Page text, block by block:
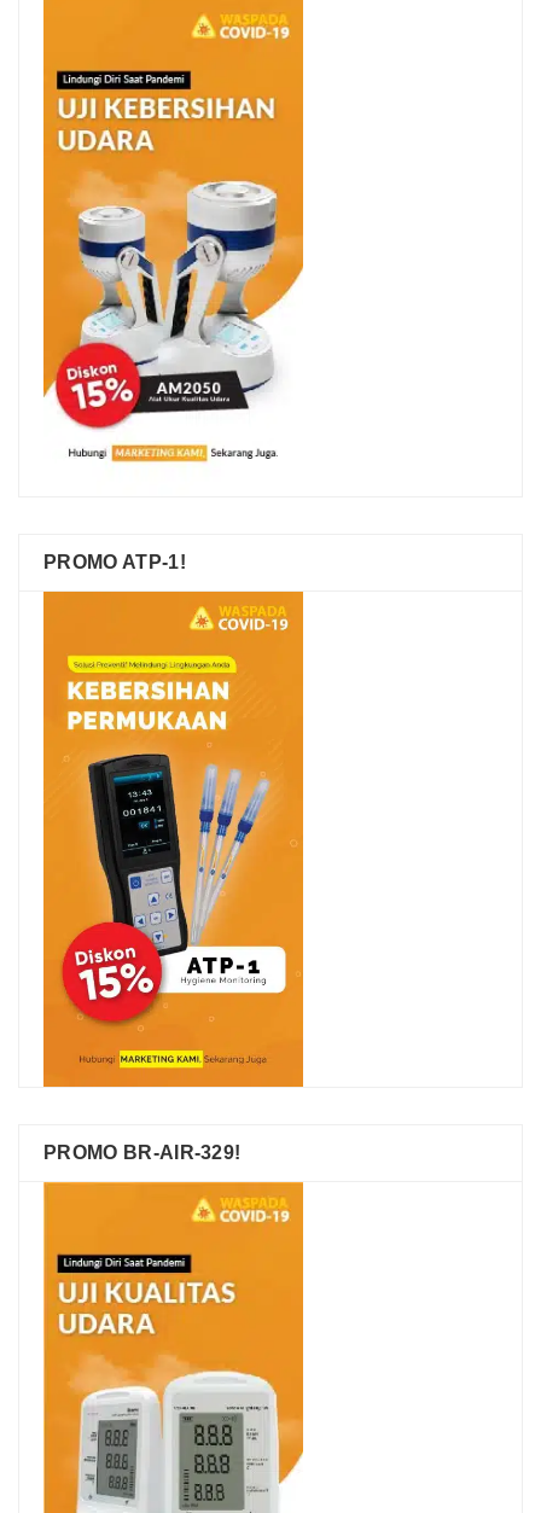
PROMO ATP-1!
PROMO BR-AIR-329!